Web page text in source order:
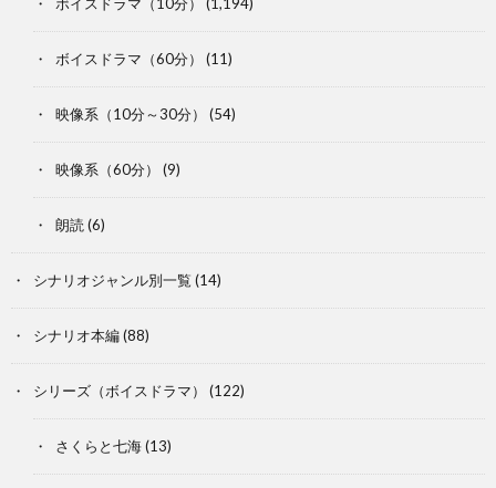
ボイスドラマ（60分） (11)
映像系（10分～30分） (54)
映像系（60分） (9)
朗読 (6)
シナリオジャンル別一覧 (14)
シナリオ本編(88)
シリーズ（ボイスドラマ） (122)
さくらと七海(13)